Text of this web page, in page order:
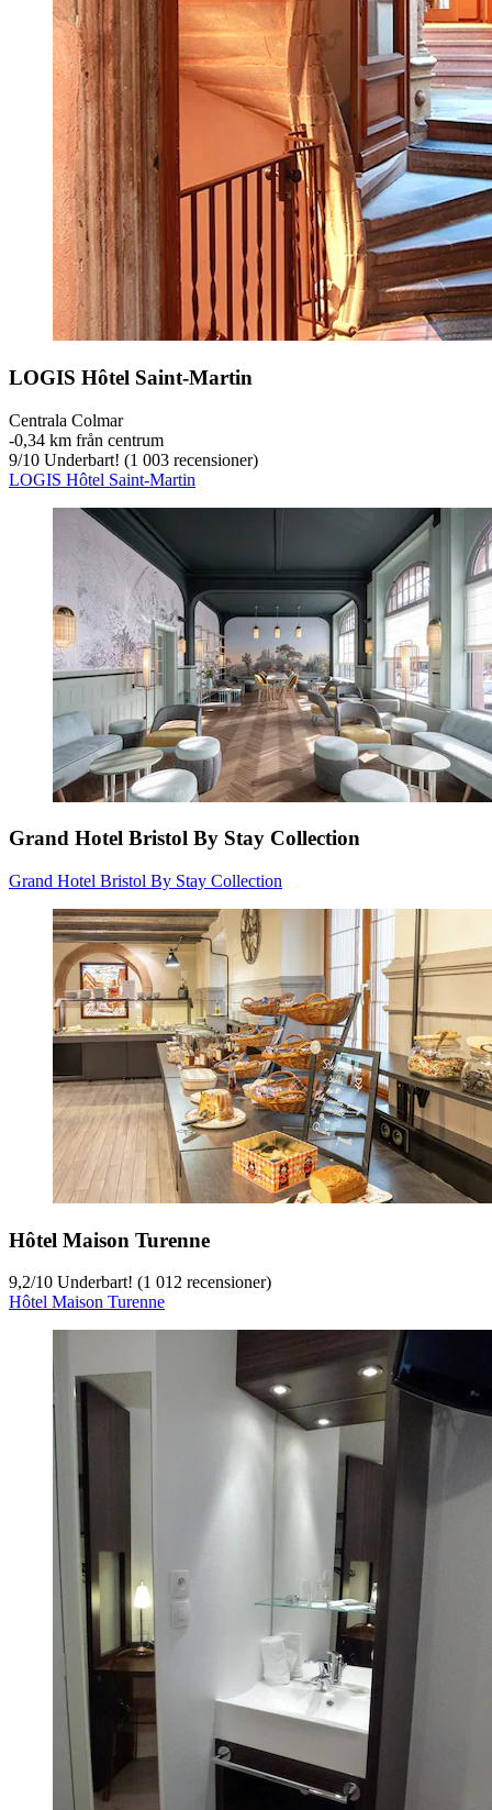
LOGIS Hôtel Saint-Martin
Centrala Colmar
‐0,34 km från centrum
9/10 Underbart! (1 003 recensioner)
LOGIS Hôtel Saint-Martin
Grand Hotel Bristol By Stay Collection
Grand Hotel Bristol By Stay Collection
Hôtel Maison Turenne
9,2/10 Underbart! (1 012 recensioner)
Hôtel Maison Turenne